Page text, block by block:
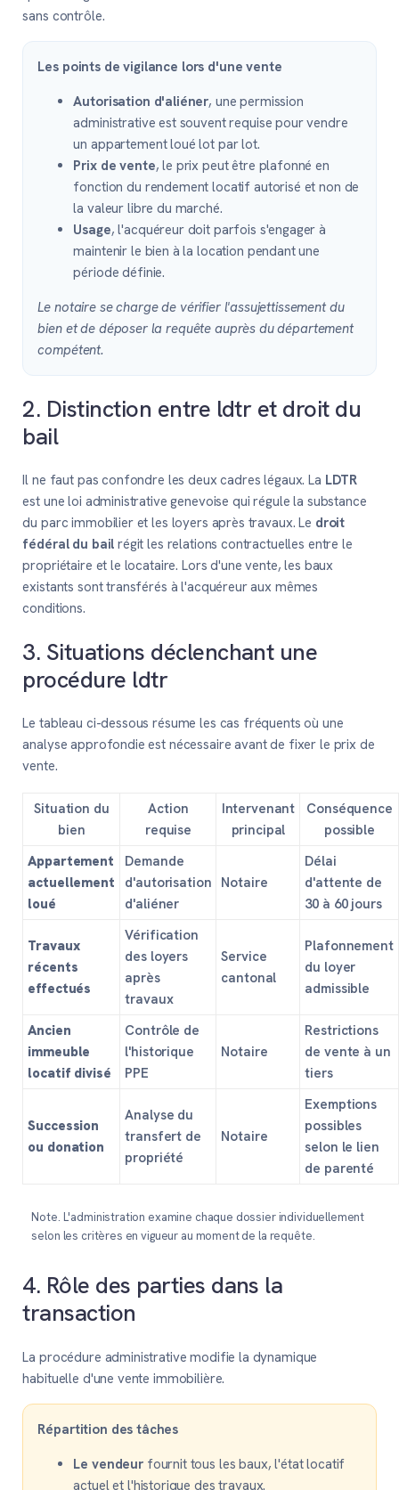
sans contrôle.
Les points de vigilance lors d'une vente
Autorisation d'aliéner, une permission
administrative est souvent requise pour vendre
un appartement loué lot par lot.
Prix de vente, le prix peut être plafonné en
fonction du rendement locatif autorisé et non de
la valeur libre du marché.
Usage, l'acquéreur doit parfois s'engager à
maintenir le bien à la location pendant une
période définie.
Le notaire se charge de vérifier l'assujettissement du
bien et de déposer la requête auprès du département
compétent.
2. Distinction entre ldtr et droit du
bail
Il ne faut pas confondre les deux cadres légaux. La LDTR
est une loi administrative genevoise qui régule la substance
du parc immobilier et les loyers après travaux. Le droit
fédéral du bail régit les relations contractuelles entre le
propriétaire et le locataire. Lors d'une vente, les baux
existants sont transférés à l'acquéreur aux mêmes
conditions.
3. Situations déclenchant une
procédure ldtr
Le tableau ci-dessous résume les cas fréquents où une
analyse approfondie est nécessaire avant de fixer le prix de
vente.
Situation du
bien
Action
requise
Intervenant
principal
Conséquence
possible
Appartement
actuellement
loué
Demande
d'autorisation
d'aliéner
Notaire
Délai
d'attente de
30 à 60 jours
Travaux
récents
effectués
Vérification
des loyers
après
travaux
Service
cantonal
Plafonnement
du loyer
admissible
Ancien
immeuble
locatif divisé
Contrôle de
l'historique
PPE
Notaire
Restrictions
de vente à un
tiers
Succession
ou donation
Analyse du
transfert de
propriété
Notaire
Exemptions
possibles
selon le lien
de parenté
Note. L'administration examine chaque dossier individuellement
selon les critères en vigueur au moment de la requête.
4. Rôle des parties dans la
transaction
La procédure administrative modifie la dynamique
habituelle d'une vente immobilière.
Répartition des tâches
Le vendeurfournit tous les baux, l'état locatif
actuel et l'historique des travaux.